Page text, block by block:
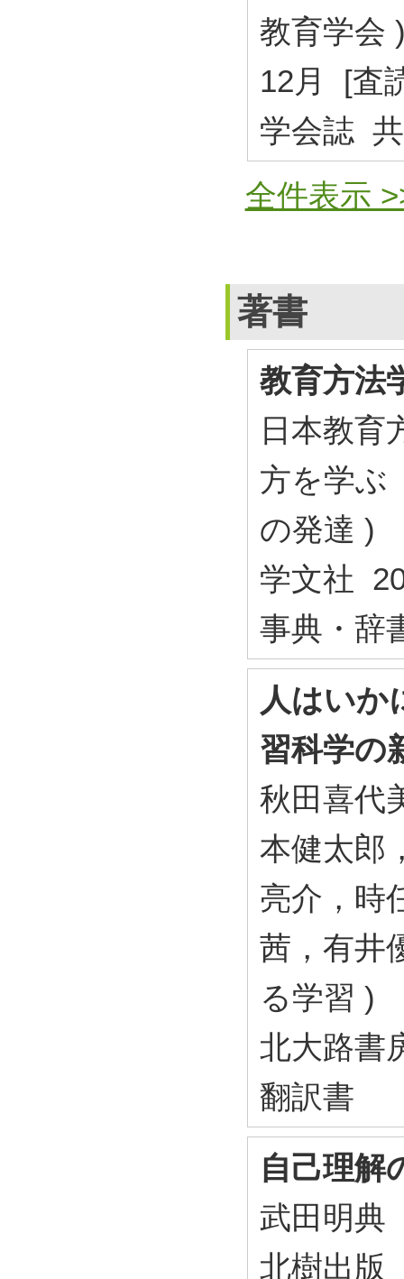
教育学会
12月 [査
学会誌
全件表示
著書
教育方法
日本教育
方を学ぶ
の発達 )
学文社
事典・辞
人はいか
習科学の
秋田喜代
本健太郎
亮介，時
茜，有井
る学習 )
北大路書
翻訳書
自己理解
武田明典
北樹出版